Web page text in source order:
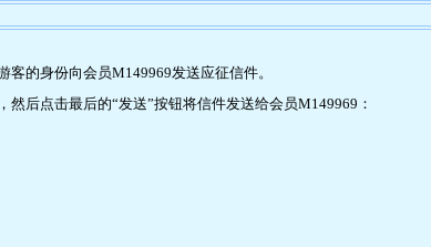
的身份向会员M149969发送应征信件。
后点击最后的“发送”按钮将信件发送给会员M149969：